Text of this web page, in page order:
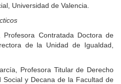
Universidad de Valencia.
Contratada Doctora de
de la Unidad de Igualdad,
Profesora Titular de Derecho
y Decana de la Facultad de